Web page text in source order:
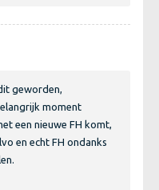
geworden,
moment
een nieuwe FH komt,
en echt FH ondanks